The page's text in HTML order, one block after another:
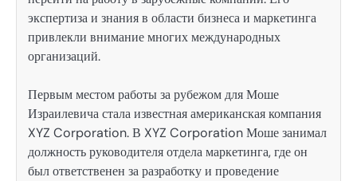
экспертиза и знания в области бизнеса и маркетинга
привлекли внимание многих международных
организаций.
Первым местом работы за рубежом для Моше
Израилевича стала известная американская компания
XYZ Corporation. В XYZ Corporation Моше занимал
должность руководителя отдела маркетинга, где он
был ответственен за разработку и проведение